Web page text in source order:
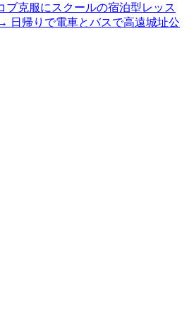
ブ克服にスクールの宿泊型レッス
日帰りで電車とバスで高遠城址公